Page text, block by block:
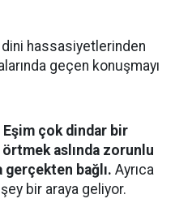
dini hassasiyetlerinden
geçen konuşmayı
Eşim çok dindar bir
örtmek aslında zorunlu
gerçekten bağlı. Ayrıca
bir araya geliyor.